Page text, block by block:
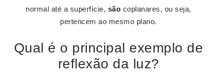
normal até a superfície, são coplanares, ou seja,
pertencem ao mesmo plano.
Qual é o principal exemplo de
reflexão da luz?